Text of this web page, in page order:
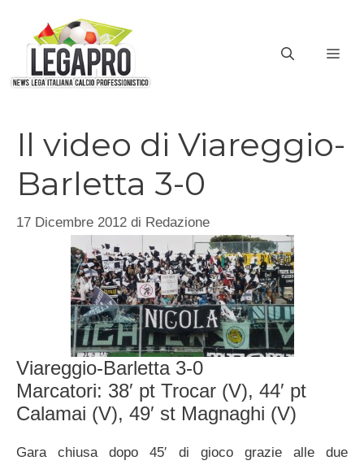
contenuto
Il video di Viareggio-
Barletta 3-0
17 Dicembre 2012 di Redazione
Viareggio-Barletta 3-0
Marcatori: 38′ pt Trocar (V), 44′ pt
Calamai (V), 49′ st Magnaghi (V)
Gara chiusa dopo 45′ di gioco grazie alle due